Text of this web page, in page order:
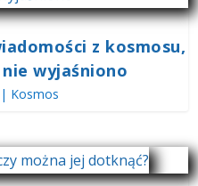
z kosmosu,
wyjaśniono
| Kosmos